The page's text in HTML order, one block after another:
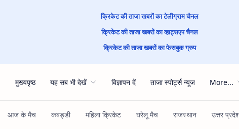
क्रिकेट की ताजा खबरों का टेलीग्राम चैनल
क्रिकेट की ताजा खबरों का व्हाट्सएप चैनल
क्रिकेट की ताजा खबरों का फेसबुक ग्रुप
मुख्यपृष्ठ यह सब भी देखें विज्ञापन दें ताजा स्पोर्ट्स न्यूज More...